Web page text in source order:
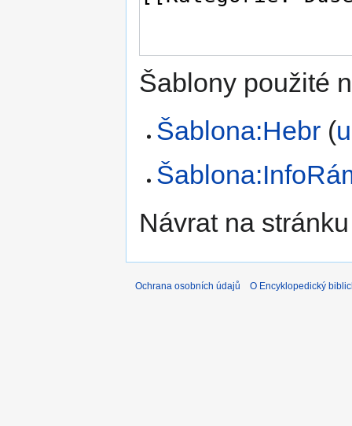
Šablony použité
Šablona:Hebr (
Návrat na stránku
Ochrana osobních údajů O Encyklopedický